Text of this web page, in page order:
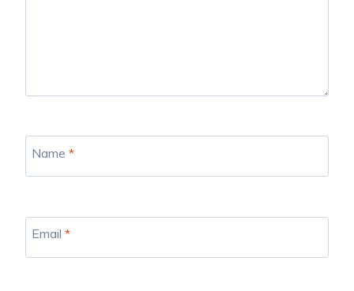
Name *
Email *